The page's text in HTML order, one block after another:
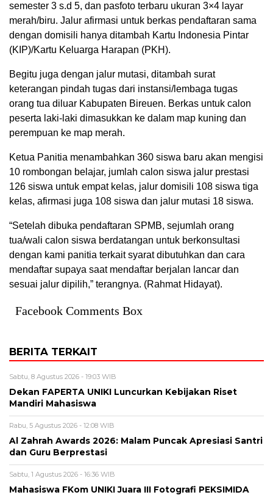
semester 3 s.d 5, dan pasfoto terbaru ukuran 3×4 layar
merah/biru. Jalur afirmasi untuk berkas pendaftaran sama
dengan domisili hanya ditambah Kartu Indonesia Pintar
(KIP)/Kartu Keluarga Harapan (PKH).
Begitu juga dengan jalur mutasi, ditambah surat
keterangan pindah tugas dari instansi/lembaga tugas
orang tua diluar Kabupaten Bireuen. Berkas untuk calon
peserta laki-laki dimasukkan ke dalam map kuning dan
perempuan ke map merah.
Ketua Panitia menambahkan 360 siswa baru akan mengisi
10 rombongan belajar, jumlah calon siswa jalur prestasi
126 siswa untuk empat kelas, jalur domisili 108 siswa tiga
kelas, afirmasi juga 108 siswa dan jalur mutasi 18 siswa.
“Setelah dibuka pendaftaran SPMB, sejumlah orang
tua/wali calon siswa berdatangan untuk berkonsultasi
dengan kami panitia terkait syarat dibutuhkan dan cara
mendaftar supaya saat mendaftar berjalan lancar dan
sesuai jalur dipilih,” terangnya. (Rahmat Hidayat).
Facebook Comments Box
BERITA TERKAIT
Sabtu, 8 Agustus 2026 - 19:03 WIB
Dekan FAPERTA UNIKI Luncurkan Kebijakan Riset
Mandiri Mahasiswa
Rabu, 5 Agustus 2026 - 12:08 WIB
Al Zahrah Awards 2026: Malam Puncak Apresiasi Santri
dan Guru Berprestasi
Sabtu, 1 Agustus 2026 - 16:36 WIB
Mahasiswa FKom UNIKI Juara III Fotografi PEKSIMIDA